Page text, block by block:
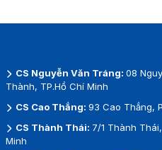
CS Nguyễn Văn Tráng: 08
Thành, TP.Hồ Chí Minh
CS Cao Thắng: 93 Cao Thắng,
CS Thành Thái: 7/1 Thành
Minh